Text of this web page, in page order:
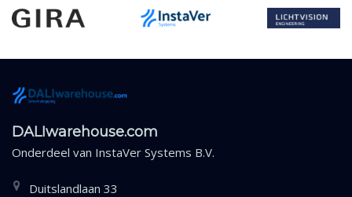
DALIwarehouse.com
Onderdeel van InstaVer Systems B.V.
Duitslandlaan 33